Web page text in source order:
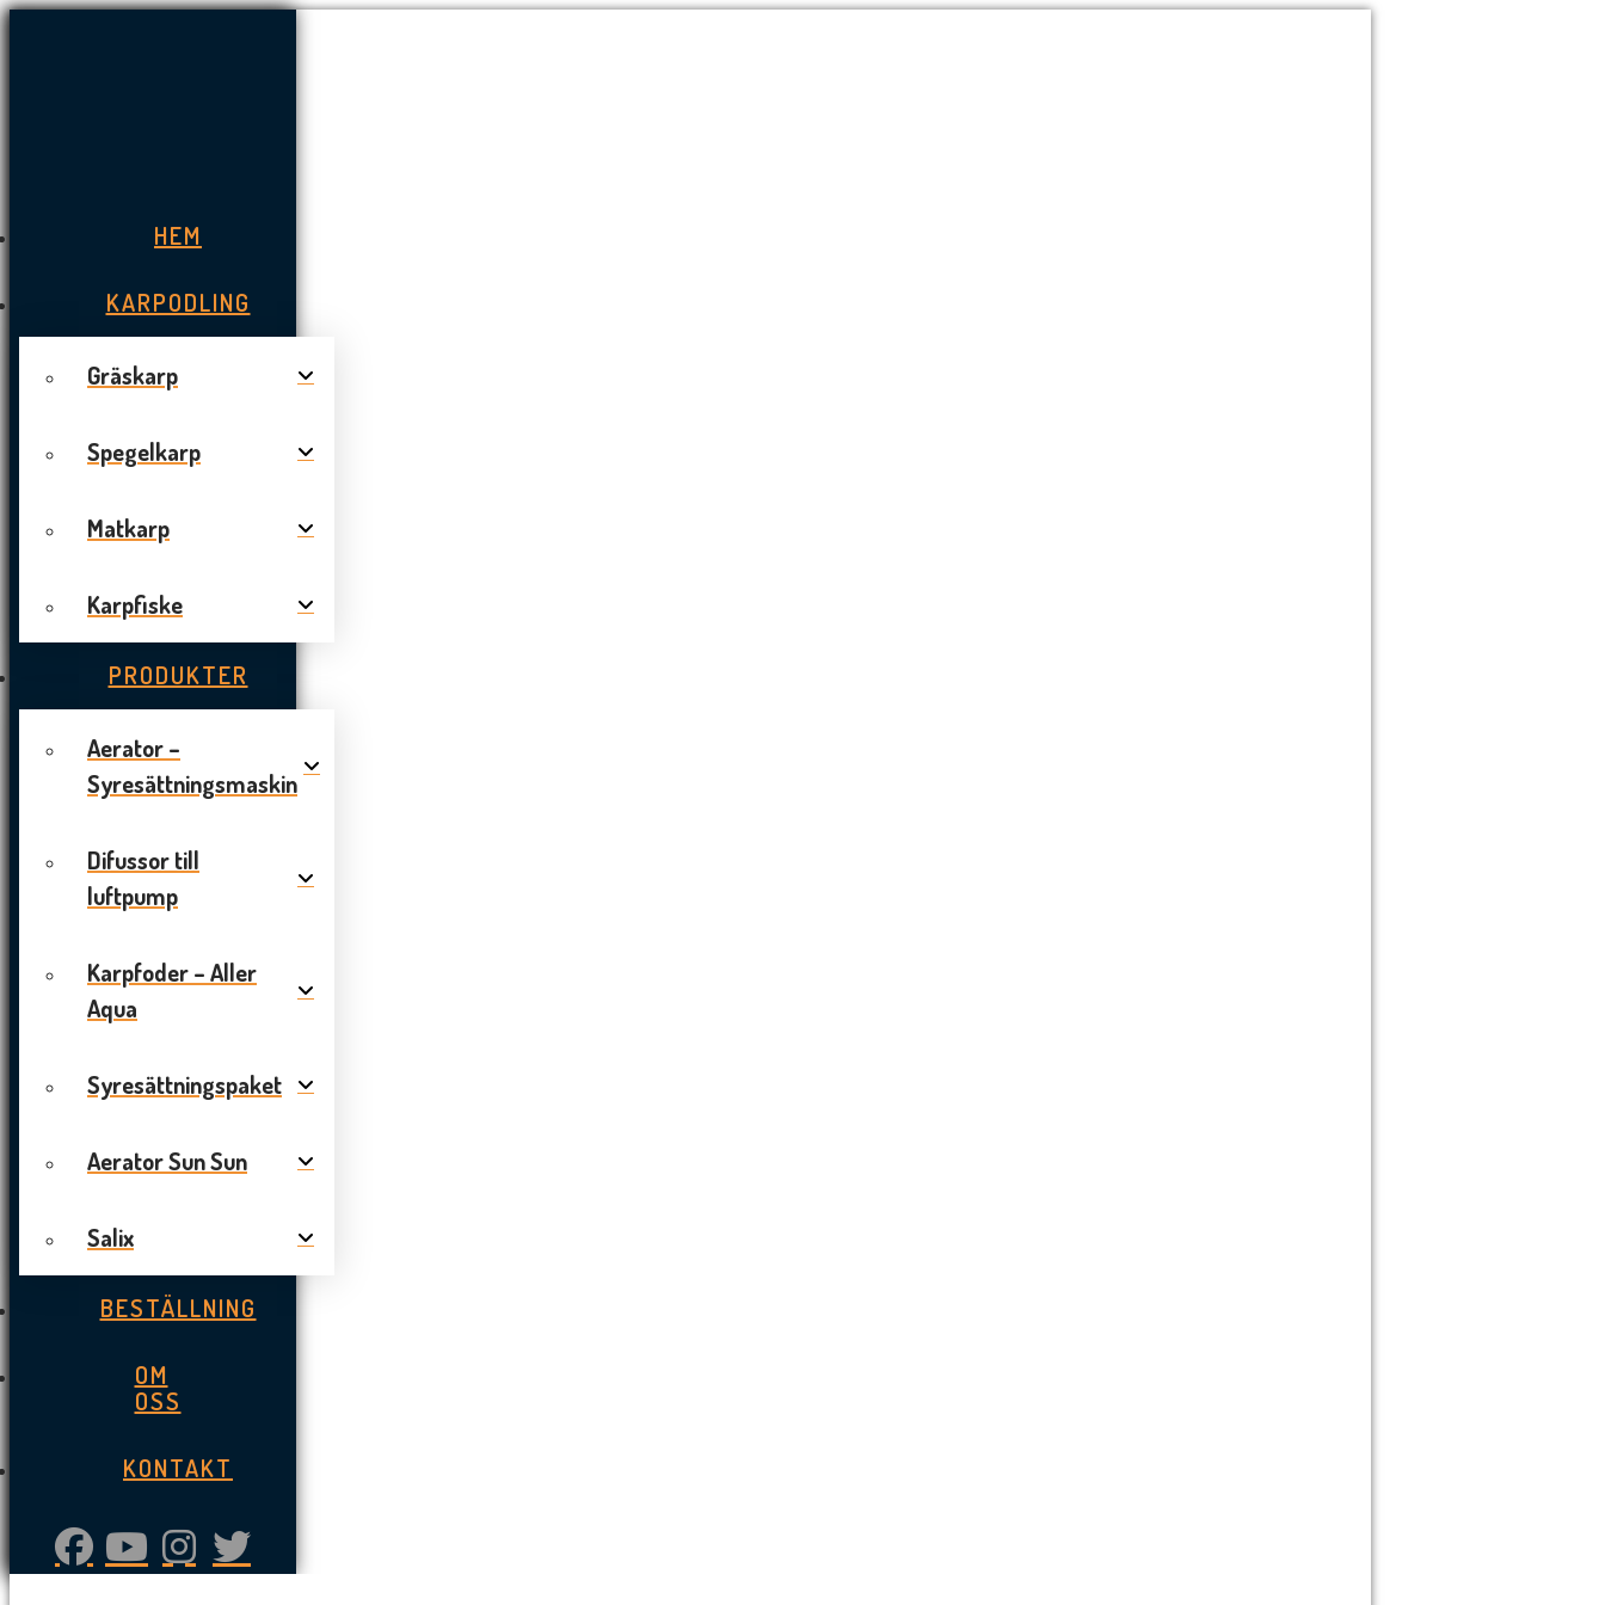
HEM
KARPODLING
Gräskarp
Spegelkarp
Matkarp
Karpfiske
PRODUKTER
Aerator –
Syresättningsmaskin
Difussor till
luftpump
Karpfoder – Aller
Aqua
Syresättningspaket
Aerator Sun Sun
Salix
BESTÄLLNING
OM
OSS
KONTAKT